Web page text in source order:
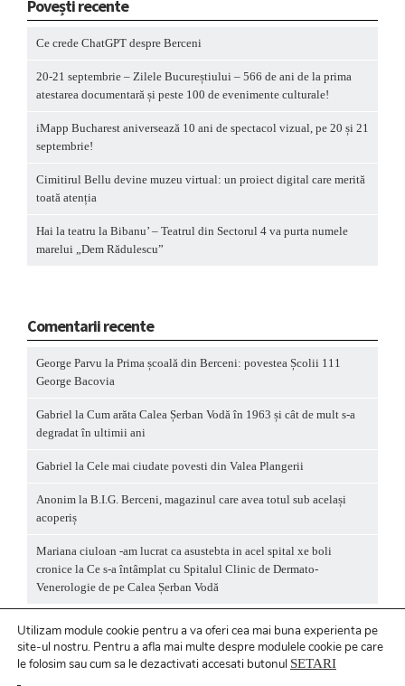
Povești recente
Ce crede ChatGPT despre Berceni
20-21 septembrie – Zilele Bucureștiului – 566 de ani de la prima
atestarea documentară și peste 100 de evenimente culturale!
iMapp Bucharest aniversează 10 ani de spectacol vizual, pe 20 și 21
septembrie!
Cimitirul Bellu devine muzeu virtual: un proiect digital care merită
toată atenția
Hai la teatru la Bibanu’ – Teatrul din Sectorul 4 va purta numele
marelui „Dem Rădulescu”
Comentarii recente
George Parvu la Prima școală din Berceni: povestea Școlii 111
George Bacovia
Gabriel la Cum arăta Calea Șerban Vodă în 1963 și cât de mult s-a
degradat în ultimii ani
Gabriel la Cele mai ciudate povesti din Valea Plangerii
Anonim la B.I.G. Berceni, magazinul care avea totul sub același
acoperiș
Mariana ciuloan -am lucrat ca asustebta in acel spital xe boli
cronice la Ce s-a întâmplat cu Spitalul Clinic de Dermato-
Venerologie de pe Calea Șerban Vodă
Utilizam module cookie pentru a va oferi cea mai buna experienta pe
site-ul nostru. Pentru a afla mai multe despre modulele cookie pe care
le folosim sau cum sa le dezactivati accesati butonul SETARI